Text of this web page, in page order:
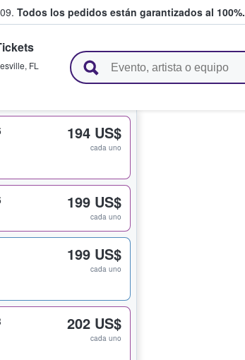
Todos los pedidos están garantizados al 100%.
entre fans
, FL
194 US$
cada uno
199 US$
cada uno
199 US$
cada uno
202 US$
cada uno